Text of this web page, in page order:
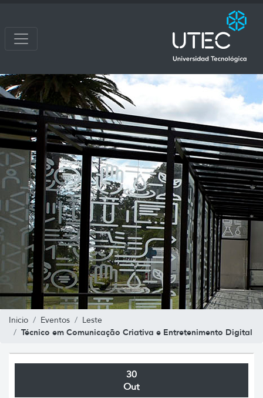
Inicio Eventos Leste
Técnico em Comunicação Criativa e Entretenimento Digital
30
Out